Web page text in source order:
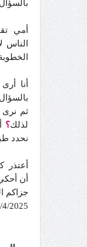
أمي
الناس
أنا
ثم نرى
لذلك؟
نحدد
أعتذر
أن
جزاكم
4/2025